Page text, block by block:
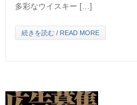
多彩なウイスキー […]
続きを読む / READ MORE